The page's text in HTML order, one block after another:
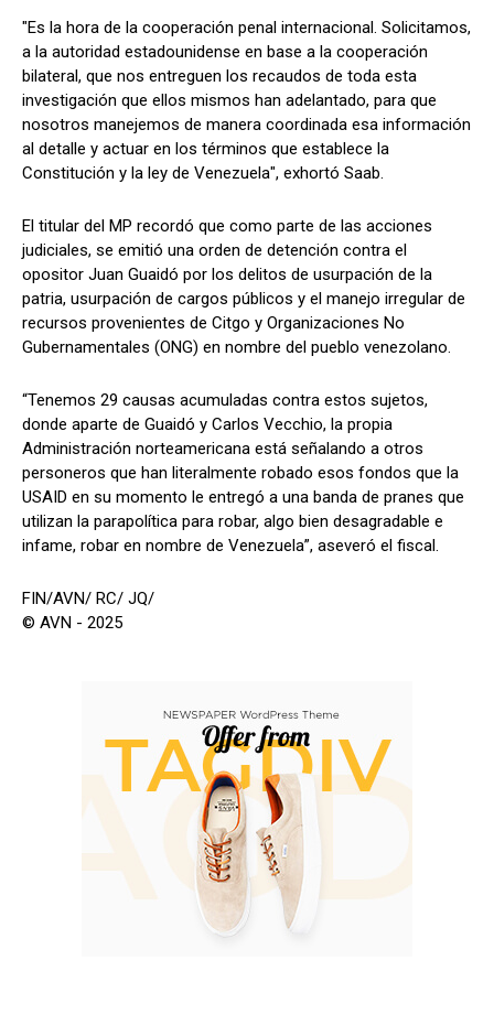
"Es la hora de la cooperación penal internacional. Solicitamos,
a la autoridad estadounidense en base a la cooperación
bilateral, que nos entreguen los recaudos de toda esta
investigación que ellos mismos han adelantado, para que
nosotros manejemos de manera coordinada esa información
al detalle y actuar en los términos que establece la
Constitución y la ley de Venezuela", exhortó Saab.
El titular del MP recordó que como parte de las acciones
judiciales, se emitió una orden de detención contra el
opositor Juan Guaidó por los delitos de usurpación de la
patria, usurpación de cargos públicos y el manejo irregular de
recursos provenientes de Citgo y Organizaciones No
Gubernamentales (ONG) en nombre del pueblo venezolano.
“Tenemos 29 causas acumuladas contra estos sujetos,
donde aparte de Guaidó y Carlos Vecchio, la propia
Administración norteamericana está señalando a otros
personeros que han literalmente robado esos fondos que la
USAID en su momento le entregó a una banda de pranes que
utilizan la parapolítica para robar, algo bien desagradable e
infame, robar en nombre de Venezuela”, aseveró el fiscal.
FIN/AVN/ RC/ JQ/
© AVN - 2025